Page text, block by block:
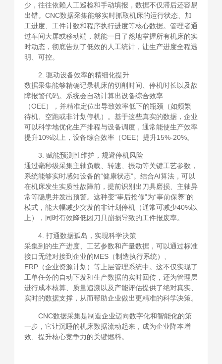
少，往往依赖人工巡检和手动填报，数据不仅滞后还容易
出错。CNC数据采集能够实时抓取机床的运行状态、加
工进度、工件计数和程序执行进度等核心数据。管理者通
过车间大屏或移动端，就能一目了然地掌握所有机床的实
时动态，彻底告别了低效的人工统计，让生产进度全程透
明、可控。
2. 驱动设备效率的精细化提升
数据采集能够精确记录机床的切削时间、停机时长以及故
障报警代码。系统会自动计算出设备综合效率
（OEE），并精准定位出导致效率低下的瓶颈（如频繁
待机、空跑或非计划停机）。基于这些真实的数据，企业
可以科学地优化生产排程与设备调度，通常能使生产效率
提升10%以上，设备综合效率（OEE）提升15%-20%。
3. 赋能预测性维护，规避停机风险
通过毫秒级采集主轴负载、转速、振动等关键工艺参数，
系统能够实时感知设备的“健康状态”。结合AI算法，可以
在机床发生实质性故障前，提前识别出刀具磨损、主轴异
常等隐患并发出预警。这种变“事后抢修”为“事前保养”的
模式，能大幅减少突发的非计划停机（通常可减少40%以
上），同时有效降低因刀具崩损导致的工件报废率。
4. 打通数据孤岛，实现科学决策
采集到的生产进度、工艺参数和产量数据，可以通过标准
接口无缝对接到企业的MES（制造执行系统）、
ERP（企业资源计划）等上层管理系统中。这不仅实现了
工单任务的自动下发和生产数据的实时回传，还为管理层
进行成本核算、质量追溯以及产能评估提供了绝对真实、
实时的数据支撑，从而帮助企业做出更精准的科学决策。
CNC数据采集是制造企业迈向数字化和智能化的第
一步，它让沉睡的机床数据流动起来，成为企业降本增
效、提升核心竞争力的关键燃料。